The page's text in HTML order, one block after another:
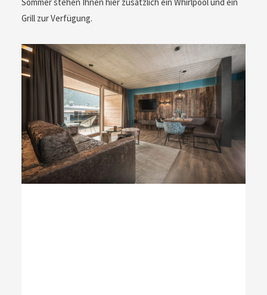
Rooftop Apartments mit großer Terrasse und Blick auf die
Whirlpool und ein Grill zur Verfügung.